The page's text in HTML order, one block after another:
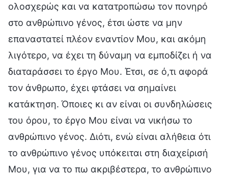
ολοσχερώς και να κατατροπώσω τον πονηρό
στο ανθρώπινο γένος, έτσι ώστε να μην
επαναστατεί πλέον εναντίον Μου, και ακόμη
λιγότερο, να έχει τη δύναμη να εμποδίζει ή να
διαταράσσει το έργο Μου. Έτσι, σε ό,τι αφορά
τον άνθρωπο, έχει φτάσει να σημαίνει
κατάκτηση. Όποιες κι αν είναι οι συνδηλώσεις
του όρου, το έργο Μου είναι να νικήσω το
ανθρώπινο γένος. Διότι, ενώ είναι αλήθεια ότι
το ανθρώπινο γένος υπόκειται στη διαχείρισή
Μου, για να το πω ακριβέστερα, το ανθρώπινο